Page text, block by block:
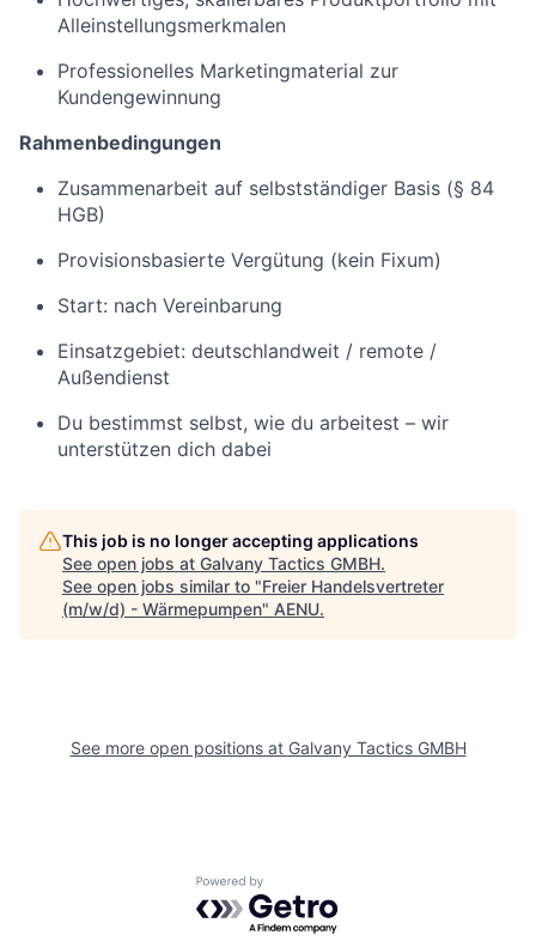
Alleinstellungsmerkmalen
Professionelles Marketingmaterial zur
Kundengewinnung
Rahmenbedingungen
Zusammenarbeit auf selbstständiger Basis (§ 84
HGB)
Provisionsbasierte Vergütung (kein Fixum)
Start: nach Vereinbarung
Einsatzgebiet: deutschlandweit / remote /
Außendienst
Du bestimmst selbst, wie du arbeitest – wir
unterstützen dich dabei
This job is no longer accepting applications
See open jobs at Galvany Tactics GMBH.
See open jobs similar to "Freier Handelsvertreter
(m/w/d) - Wärmepumpen" AENU.
See more open positions at Galvany Tactics GMBH
Powered by Getro.com